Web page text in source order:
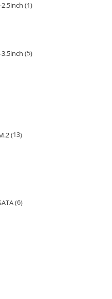
2.5inch 1
3.5inch 5
13
6